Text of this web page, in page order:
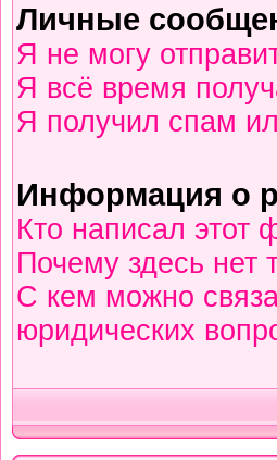
Личные
Я не могу
Я всё время
Я получил спам
Информация о
Кто написал этот
Почему здесь нет
С кем можно
юридических